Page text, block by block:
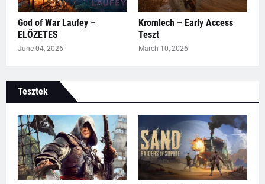
God of War Laufey –
ELŐZETES
June 04, 2026
Kromlech – Early Access
Teszt
March 10, 2026
Tesztek